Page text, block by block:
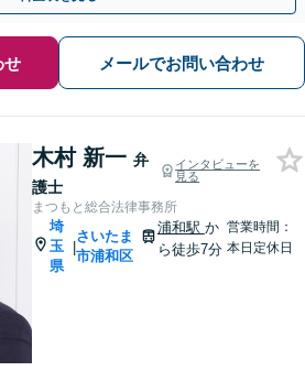
せ メールでお問い合わせ
木村 新一 弁
護士
インタビューを
見る
まつもと総合法律事務所
埼
玉
県
|
さいたま
市浦和区
浦和駅 か
ら徒歩7分
営業時間：
本日定休日